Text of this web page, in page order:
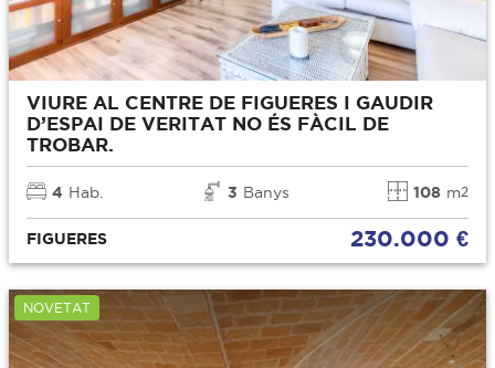
VIURE AL CENTRE DE FIGUERES I GAUDIR
D’ESPAI DE VERITAT NO ÉS FÀCIL DE
TROBAR.
4 Hab. 3 Banys 108 m2
FIGUERES 230.000 €
NOVETAT